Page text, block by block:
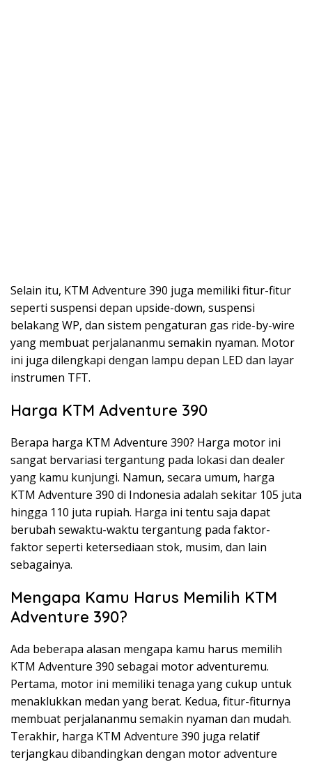
Selain itu, KTM Adventure 390 juga memiliki fitur-fitur
seperti suspensi depan upside-down, suspensi
belakang WP, dan sistem pengaturan gas ride-by-wire
yang membuat perjalananmu semakin nyaman. Motor
ini juga dilengkapi dengan lampu depan LED dan layar
instrumen TFT.
Harga KTM Adventure 390
Berapa harga KTM Adventure 390? Harga motor ini
sangat bervariasi tergantung pada lokasi dan dealer
yang kamu kunjungi. Namun, secara umum, harga
KTM Adventure 390 di Indonesia adalah sekitar 105 juta
hingga 110 juta rupiah. Harga ini tentu saja dapat
berubah sewaktu-waktu tergantung pada faktor-
faktor seperti ketersediaan stok, musim, dan lain
sebagainya.
Mengapa Kamu Harus Memilih KTM
Adventure 390?
Ada beberapa alasan mengapa kamu harus memilih
KTM Adventure 390 sebagai motor adventuremu.
Pertama, motor ini memiliki tenaga yang cukup untuk
menaklukkan medan yang berat. Kedua, fitur-fiturnya
membuat perjalananmu semakin nyaman dan mudah.
Terakhir, harga KTM Adventure 390 juga relatif
terjangkau dibandingkan dengan motor adventure